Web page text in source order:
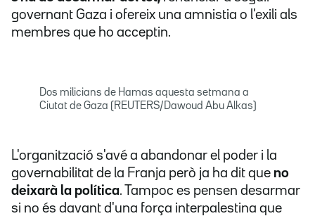
governant Gaza i ofereix una amnistia o l'exili als
membres que ho acceptin.
Dos milicians de Hamas aquesta setmana a
Ciutat de Gaza (REUTERS/Dawoud Abu Alkas)
L'organització s'avé a abandonar el poder i la
governabilitat de la Franja però ja ha dit que no
deixarà la política. Tampoc es pensen desarmar
si no és davant d'una força interpalestina que